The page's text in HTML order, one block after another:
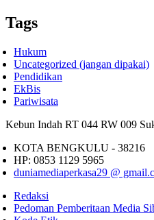
Tags
Hukum
Uncategorized (jangan dipakai)
Pendidikan
EkBis
Pariwisata
Kebun Indah RT 044 RW 009
KOTA BENGKULU - 38216
HP: 0853 1129 5965
duniamediaperkasa29 @
Redaksi
Pedoman Pemberitaan Media